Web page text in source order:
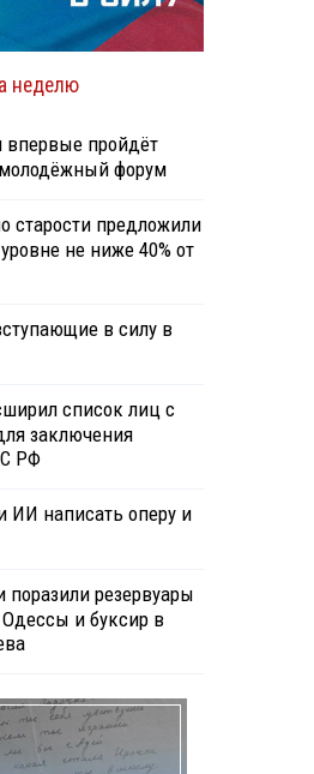
неделю
впервые пройдёт
форум
старости предложили
не ниже 40% от
в силу в
список лиц с
заключения
РФ
ИИ написать оперу и
поразили резервуары
и буксир в